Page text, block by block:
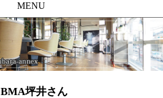
MENU
BMA坪井さん